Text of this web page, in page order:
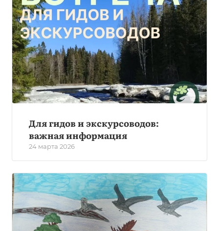
Для гидов и экскурсоводов:
важная информация
24 марта 2026